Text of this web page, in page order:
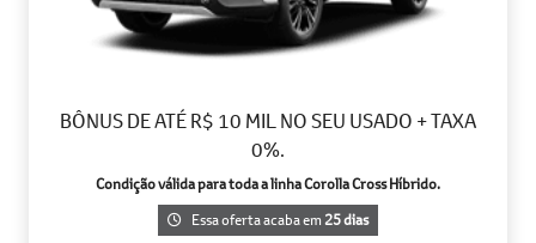
BÔNUS DE ATÉ R$ 10 MIL NO SEU USADO + TAXA
0%.
Condição válida para toda a linha Corolla Cross Híbrido.
Essa oferta acaba em25 dias